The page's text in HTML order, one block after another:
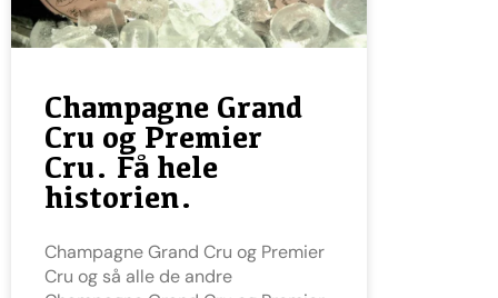
Champagne Grand
Cru og Premier
Cru. Få hele
historien.
Champagne Grand Cru og Premier
Cru og så alle de andre